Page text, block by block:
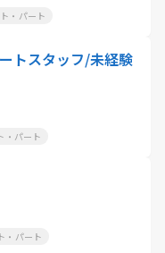
・パート
トスタッフ/未経験
・パート
・パート